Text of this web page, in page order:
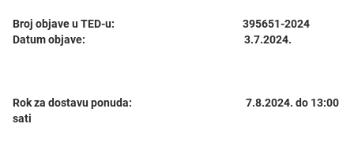
Broj objave u TED-u: 395651-2024
Datum objave: 3.7.2024.
Rok za dostavu ponuda: 7.8.2024. do 13:00
sati